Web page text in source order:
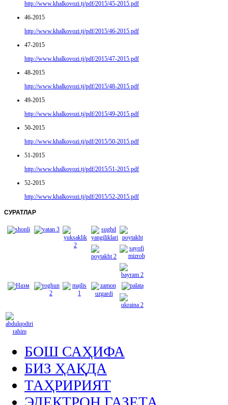
http://www.khalkovozi.tj/pdf/2015/45-2015.pdf
46-2015
http://www.khalkovozi.tj/pdf/2015/46-2015.pdf
47-2015
http://www.khalkovozi.tj/pdf/2015/47-2015.pdf
48-2015
http://www.khalkovozi.tj/pdf/2015/48-2015.pdf
49-2015
http://www.khalkovozi.tj/pdf/2015/49-2015.pdf
50-2015
http://www.khalkovozi.tj/pdf/2015/50-2015.pdf
51-2015
http://www.khalkovozi.tj/pdf/2015/51-2015.pdf
52-2015
http://www.khalkovozi.tj/pdf/2015/52-2015.pdf
СУРАТЛАР
БОШ САҲИФА
БИЗ ҲАҚДА
ТАҲРИРИЯТ